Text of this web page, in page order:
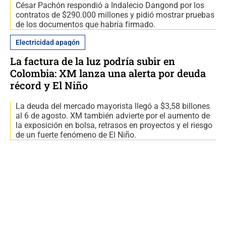
César Pachón respondió a Indalecio Dangond por los
contratos de $290.000 millones y pidió mostrar pruebas
de los documentos que habría firmado.
Electricidad apagón
La factura de la luz podría subir en
Colombia: XM lanza una alerta por deuda
récord y El Niño
La deuda del mercado mayorista llegó a $3,58 billones
al 6 de agosto. XM también advierte por el aumento de
la exposición en bolsa, retrasos en proyectos y el riesgo
de un fuerte fenómeno de El Niño.